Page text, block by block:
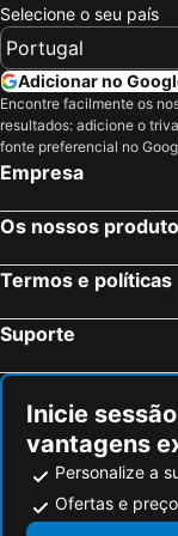
Hotel Torre del Mar
Apartamentos Bahia
Hotel Tres Torres
W Ibiza
Apartamentos
Hotel Riomar Ibiza, a Tribute
Boutique Hotel
S'Argamassa
Es Grop
Selecione o seu país
Adicionar no
Encontre facilmente os
resultados: adicione o
fonte preferencial no
Empresa
Os nossos
Termos e políticas
Suporte
Inicie
vantagens
Personalize a
Ofertas e